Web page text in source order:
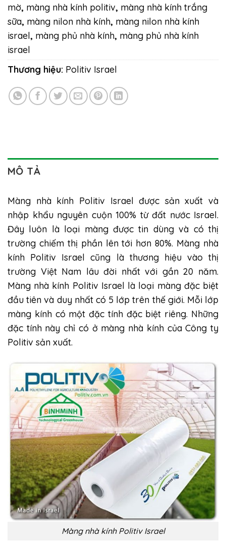
mờ, màng nhà kính politiv, màng nhà kính trắng
sữa, màng nilon nhà kính, màng nilon nhà kính
israel, màng phủ nhà kính, màng phủ nhà kính
israel
Thương hiệu: Politiv Israel
MÔ TẢ
Màng nhà kính Politiv Israel được sản xuất và
nhập khẩu nguyên cuộn 100% từ đất nước Israel.
Đây luôn là loại màng được tin dùng và có thị
trường chiếm thị phần lên tới hơn 80%. Màng nhà
kính Politiv Israel cũng là thương hiệu vào thị
trường Việt Nam lâu đời nhất với gần 20 năm.
Màng nhà kính Politiv Israel là loại màng đặc biệt
đầu tiên và duy nhất có 5 lớp trên thế giới. Mỗi lớp
màng kính có một đặc tính đặc biệt riêng. Những
đặc tính này chỉ có ở màng nhà kính của Công ty
Politiv sản xuất.
Màng nhà kính Politiv Israel